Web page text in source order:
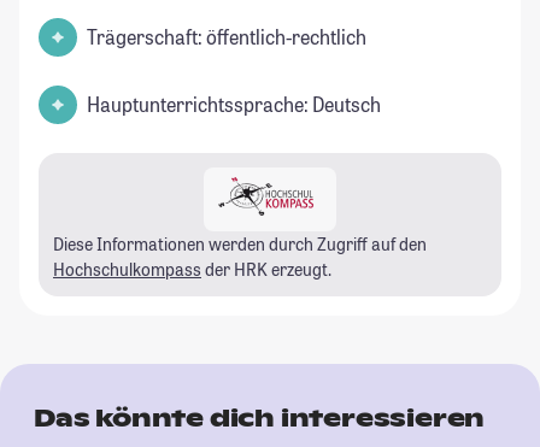
Trägerschaft: öffentlich-rechtlich
Hauptunterrichtssprache: Deutsch
Diese Informationen werden durch Zugriff auf den
Hochschulkompass der HRK erzeugt.
Das könnte dich interessieren